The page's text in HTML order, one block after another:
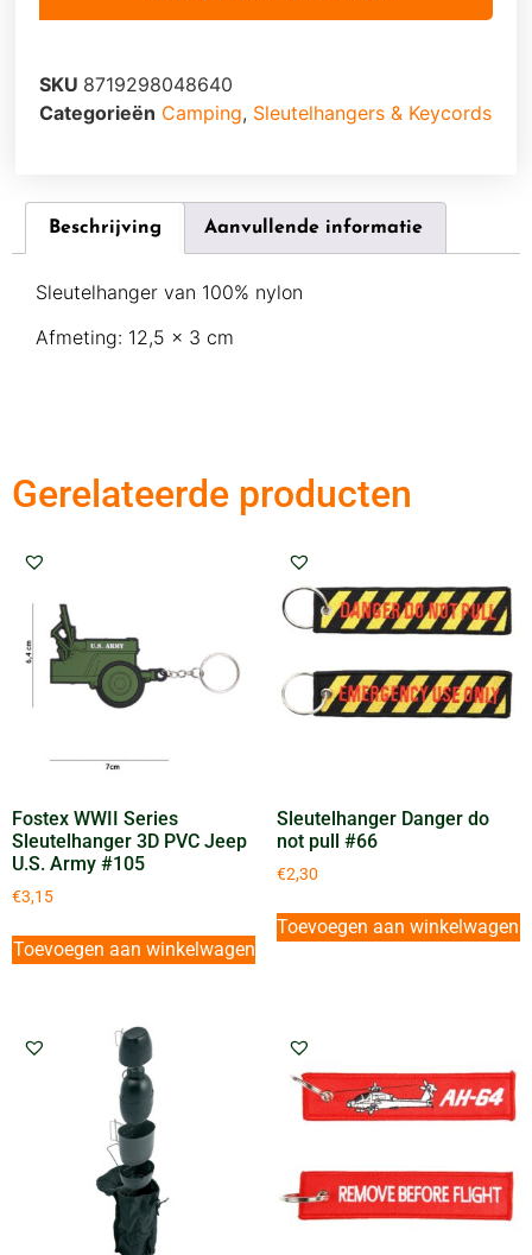
SKU 8719298048640
Categorieën Camping, Sleutelhangers & Keycords
Beschrijving Aanvullende informatie
Sleutelhanger van 100% nylon
Afmeting: 12,5 x 3 cm
Gerelateerde producten
Fostex WWII Series
Sleutelhanger 3D PVC Jeep
U.S. Army #105
€3,15
Toevoegen aan winkelwagen
Sleutelhanger Danger do
not pull #66
€2,30
Toevoegen aan winkelwagen